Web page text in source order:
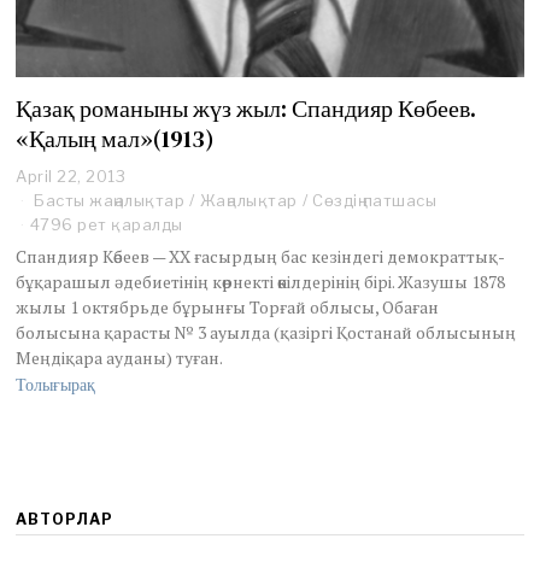
Қазақ романыны жүз жыл: Спандияр Көбеев.
«Қалың мал»(1913)
April 22, 2013
p
r
l
1
9
,
0
Басты жаңалықтар / Жаңалықтар / Сөздің патшасы
4796 рет қаралды
Спандияр Көбеев — XX ғасырдың бас кезіндегі демократтық-
бұқарашыл әдебиетінің көрнекті өкілдерінің бірі. Жазушы 1878
жылы 1 октябрьде бұрынғы Торғай облысы, Обаған
болысына қарасты № 3 ауылда (қазіргі Қостанай облысының
Меңдіқара ауданы) туған.
Толығырақ
АВТОРЛАР